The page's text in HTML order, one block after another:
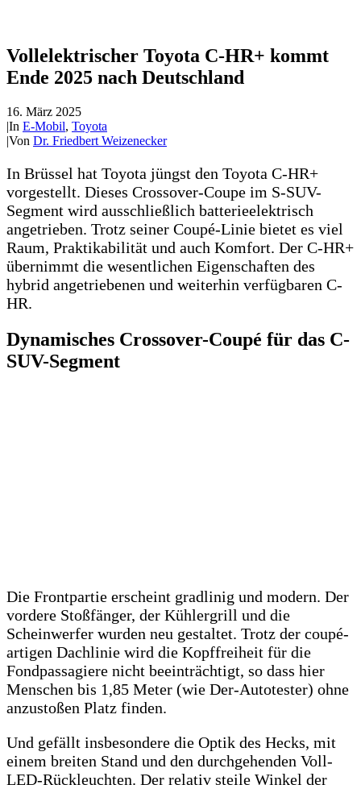
Vollelektrischer Toyota C-HR+ kommt
Ende 2025 nach Deutschland
16. März 2025
|In E-Mobil, Toyota
|Von Dr. Friedbert Weizenecker
In Brüssel hat Toyota jüngst den Toyota C-HR+
vorgestellt. Dieses Crossover-Coupe im S-SUV-
Segment wird ausschließlich batterieelektrisch
angetrieben. Trotz seiner Coupé-Linie bietet es viel
Raum, Praktikabilität und auch Komfort. Der C-HR+
übernimmt die wesentlichen Eigenschaften des
hybrid angetriebenen und weiterhin verfügbaren C-
HR.
Dynamisches Crossover-Coupé für das C-
SUV-Segment
Die Frontpartie erscheint gradlinig und modern. Der
vordere Stoßfänger, der Kühlergrill und die
Scheinwerfer wurden neu gestaltet. Trotz der coupé-
artigen Dachlinie wird die Kopffreiheit für die
Fondpassagiere nicht beeinträchtigt, so dass hier
Menschen bis 1,85 Meter (wie Der-Autotester) ohne
anzustoßen Platz finden.
Und gefällt insbesondere die Optik des Hecks, mit
einem breiten Stand und den durchgehenden Voll-
LED-Rückleuchten. Der relativ steile Winkel der